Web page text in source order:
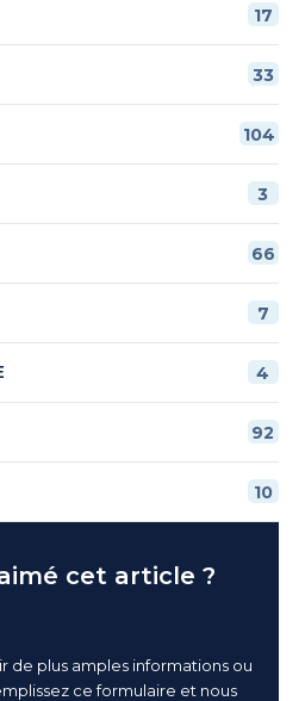
17
33
104
3
66
7
4
92
10
cet article ?
de plus amples informations ou
ce formulaire et nous